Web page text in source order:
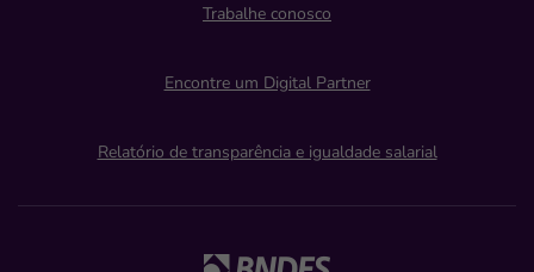
Trabalhe conosco
Encontre um Digital Partner
Relatório de transparência e igualdade salarial